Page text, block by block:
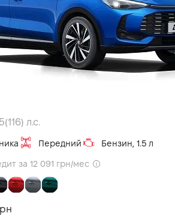
л.с.
Передний Бензин, 1.5 л
за 12 091 грн/мес